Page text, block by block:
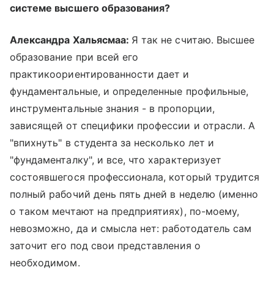
системе высшего образования?
Александра Хальясмаа: Я так не считаю. Высшее
образование при всей его
практикоориентированности дает и
фундаментальные, и определенные профильные,
инструментальные знания - в пропорции,
зависящей от специфики профессии и отрасли. А
"впихнуть" в студента за несколько лет и
"фундаменталку", и все, что характеризует
состоявшегося профессионала, который трудится
полный рабочий день пять дней в неделю (именно
о таком мечтают на предприятиях), по-моему,
невозможно, да и смысла нет: работодатель сам
заточит его под свои представления о
необходимом.